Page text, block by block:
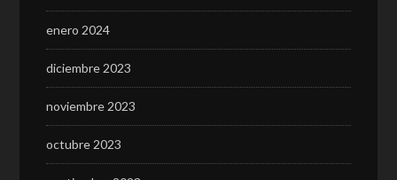
enero 2024
diciembre 2023
noviembre 2023
octubre 2023